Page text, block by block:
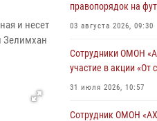
и несет
Зелимхан
правопорядок на
03 августа 2026, 09:30
Сотрудники ОМОН
участие в акции «От
31 июля 2026, 10:57
Сотрудник ОМОН